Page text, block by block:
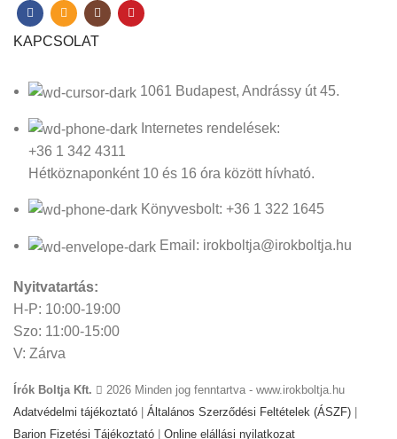
KAPCSOLAT
1061 Budapest, Andrássy út 45.
Internetes rendelések:
+36 1 342 4311
Hétköznaponként 10 és 16 óra között hívható.
Könyvesbolt: +36 1 322 1645
Email: irokboltja@irokboltja.hu
Nyitvatartás:
H-P: 10:00-19:00
Szo: 11:00-15:00
V: Zárva
Írók Boltja Kft.
2026 Minden jog fenntartva - www.irokboltja.hu
Adatvédelmi tájékoztató | Általános Szerződési Feltételek (ÁSZF) |
Barion Fizetési Tájékoztató | Online elállási nyilatkozat